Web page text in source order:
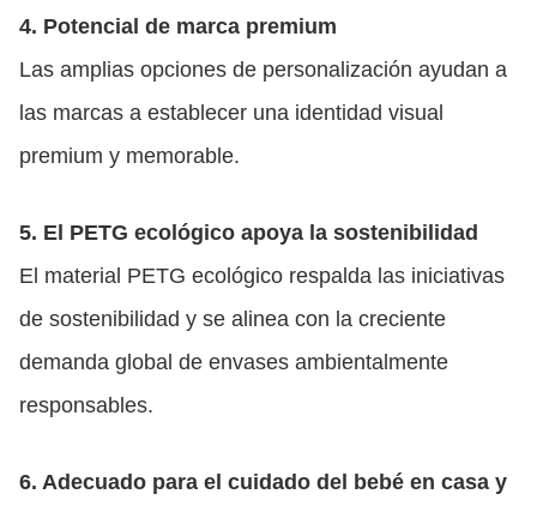
4. Potencial de marca premium
Las amplias opciones de personalización ayudan a
las marcas a establecer una identidad visual
premium y memorable.
5. El PETG ecológico apoya la sostenibilidad
El material PETG ecológico respalda las iniciativas
de sostenibilidad y se alinea con la creciente
demanda global de envases ambientalmente
responsables.
6. Adecuado para el cuidado del bebé en casa y